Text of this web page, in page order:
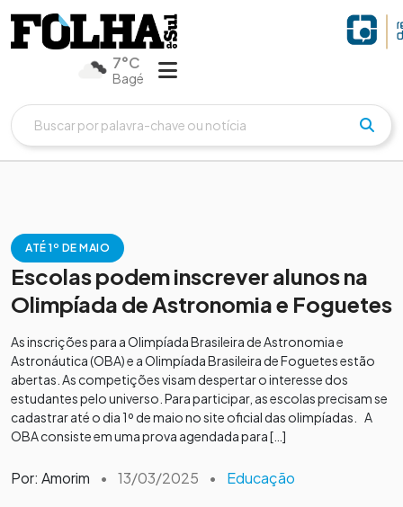
7°C
Bagé
ATÉ 1º DE MAIO
Escolas podem inscrever alunos na
Olimpíada de Astronomia e Foguetes
As inscrições para a Olimpíada Brasileira de Astronomia e
Astronáutica (OBA) e a Olimpíada Brasileira de Foguetes estão
abertas. As competições visam despertar o interesse dos
estudantes pelo universo. Para participar, as escolas precisam se
cadastrar até o dia 1º de maio no site oficial das olimpíadas. A
OBA consiste em uma prova agendada para […]
Por: Amorim • 13/03/2025 • Educação